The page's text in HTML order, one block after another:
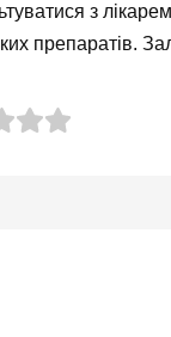
з
препаратів.